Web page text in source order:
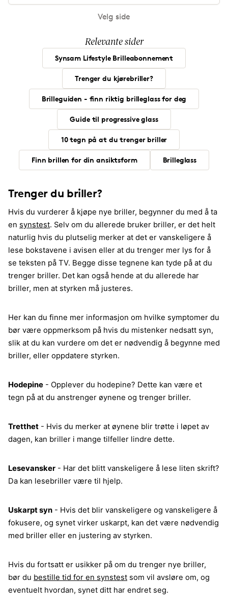
Velg side
Relevante sider
Synsam Lifestyle Brilleabonnement
Trenger du kjørebriller?
Brilleguiden - finn riktig brilleglass for deg
Guide til progressive glass
10 tegn på at du trenger briller
Finn brillen for din ansiktsform Brilleglass
Trenger du briller?
Hvis du vurderer å kjøpe nye briller, begynner du med å ta
en synstest. Selv om du allerede bruker briller, er det helt
naturlig hvis du plutselig merker at det er vanskeligere å
lese bokstavene i avisen eller at du trenger mer lys for å
se teksten på TV. Begge disse tegnene kan tyde på at du
trenger briller. Det kan også hende at du allerede har
briller, men at styrken må justeres.
Her kan du finne mer informasjon om hvilke symptomer du
bør være oppmerksom på hvis du mistenker nedsatt syn,
slik at du kan vurdere om det er nødvendig å begynne med
briller, eller oppdatere styrken.
Hodepine - Opplever du hodepine? Dette kan være et
tegn på at du anstrenger øynene og trenger briller.
Tretthet - Hvis du merker at øynene blir trøtte i løpet av
dagen, kan briller i mange tilfeller lindre dette.
Lesevansker - Har det blitt vanskeligere å lese liten skrift?
Da kan lesebriller være til hjelp.
Uskarpt syn - Hvis det blir vanskeligere og vanskeligere å
fokusere, og synet virker uskarpt, kan det være nødvendig
med briller eller en justering av styrken.
Hvis du fortsatt er usikker på om du trenger nye briller,
bør du bestille tid for en synstest som vil avsløre om, og
eventuelt hvordan, synet ditt har endret seg.